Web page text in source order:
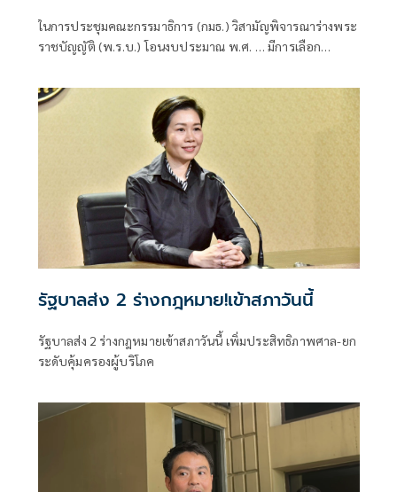
ในการประชุมคณะกรรมาธิการ (กมธ.) วิสามัญพิจารณาร่างพระ
ราชบัญญัติ (พ.ร.บ.) โอนงบประมาณ พ.ศ. … มีการเลือก
นายกรัฐมนตรีและรัฐมนตรีว่าการกระทรวงการคลัง เป็น
ประธานกมธ
รัฐบาลส่ง 2 ร่างกฎหมาย!เข้าสภาวันนี้
รัฐบาลส่ง 2 ร่างกฎหมายเข้าสภาวันนี้ เพิ่มประสิทธิภาพศาล-ยก
ระดับคุ้มครองผู้บริโภค